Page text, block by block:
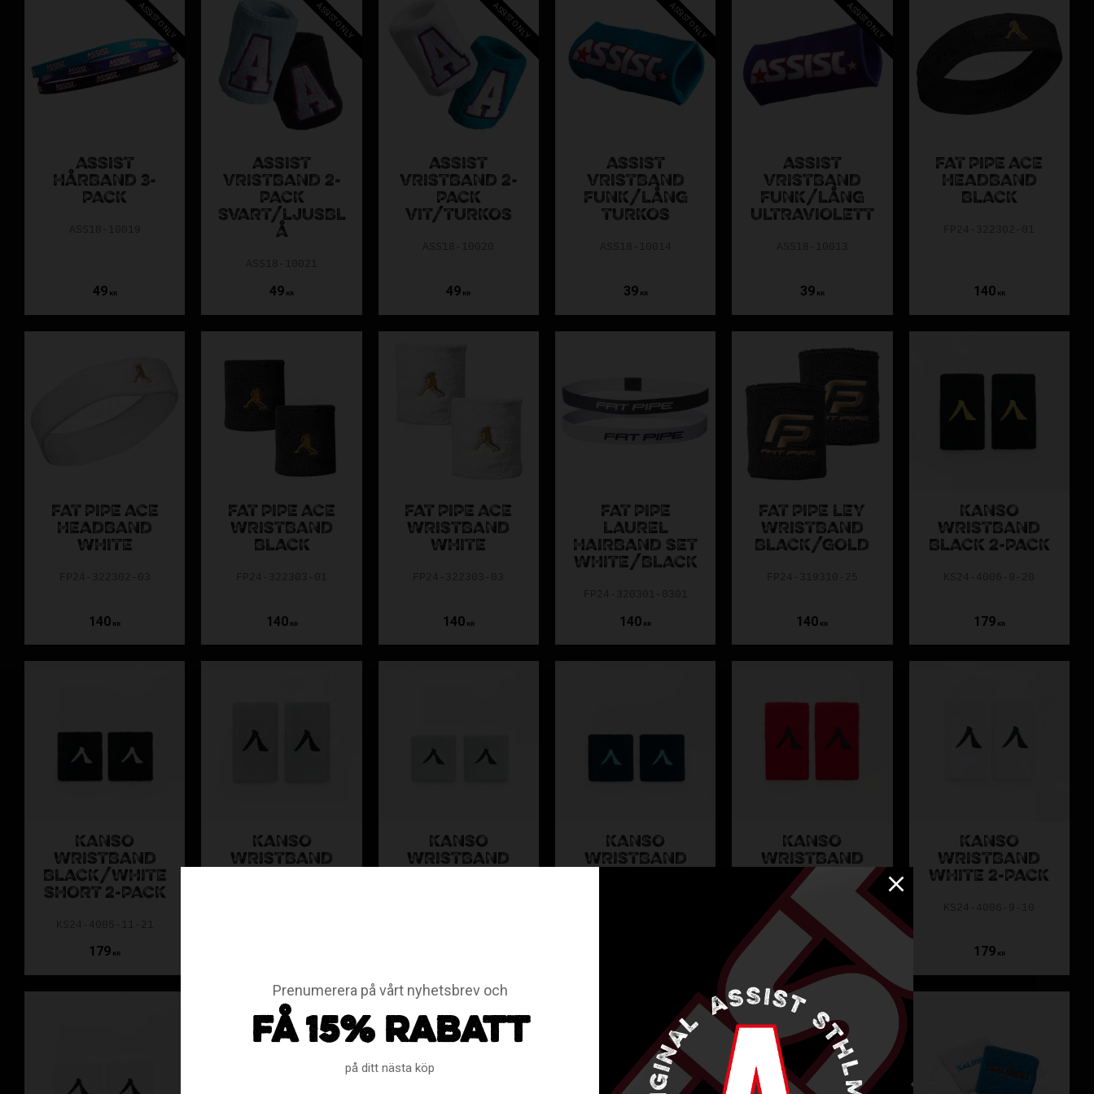
ASSIST
HÅRBAND 3-
PACK
49KR
ASSIST ONLY
ASSIST
VRISTBAND 2-
PACK
SVART/LJUSBL
Å
49 KR
ASSIST ONLY
ASSIST
VRISTBAND 2-
PACK
VIT/TURKOS
49 KR
ASSIST ONLY
ASSIST
VRISTBAND
FUNK/LÅNG
TURKOS
39KR
ASSIST ONLY
ASSIST
VRISTBAND
FUNK/LÅNG
ULTRAVIOLETT
39KR
ASSIST ONLY
FAT PIPE ACE
HEADBAND
BLACK
140KR
FAT PIPE ACE
HEADBAND
WHITE
140 KR
FAT PIPE ACE
WRISTBAND
BLACK
140KR
FAT PIPE ACE
WRISTBAND
WHITE
140KR
FAT PIPE
LAUREL
HAIRBAND SET
WHITE/BLACK
140 KR
FAT PIPE LEY
WRISTBAND
BLACK/GOLD
140 KR
KANSO
WRISTBAND
BLACK 2-PACK
179KR
KANSO
WRISTBAND
BLACK/WHITE
SHORT 2-PACK
179 KR
KANSO
WRISTBAND
KANSO
WRISTBAND
KANSO
WRISTBAND
KANSO
WRISTBAND
RED 2-PACK
KS24-4006-9-32
179
KANSO
WRISTBAND
WHITE 2-PACK
179KR
Prenumerera på vårt nyhetsbrev och
FÅ 15% RABATT
på ditt nästa köp